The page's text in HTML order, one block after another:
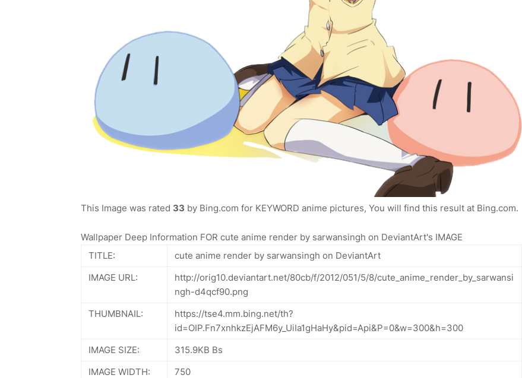
This Image was rated 33 by Bing.com for KEYWORD anime pictures, You will find this result at Bing.com.
Wallpaper Deep Information FOR cute anime render by sarwansingh on DeviantArt's IMAGE
TITLE:
cute anime render by sarwansingh on DeviantArt
IMAGE URL:
http://orig10.deviantart.net/80cb/f/2012/051/5/8/cute_anime_render_by_sarwansi
ngh-d4qcf90.png
THUMBNAIL:
https://tse4.mm.bing.net/th?
id=OIP.Fn7xnhkzEjAFM6y_UiIa1gHaHy&pid=Api&P=0&w=300&h=300
IMAGE SIZE:
315.9KB Bs
IMAGE WIDTH:
750